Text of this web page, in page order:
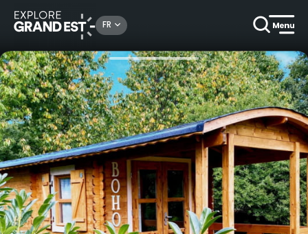
FR
Locations de vacances Roulotte Boho - Little Wood Lodges -Lac du Der